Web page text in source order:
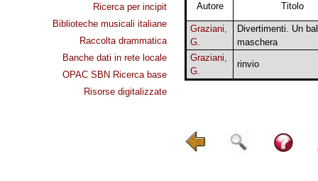
Ricerca per incipit
Biblioteche musicali italiane
Raccolta drammatica
Banche dati in rete locale
OPAC SBN Ricerca base
Risorse digitalizzate
Autore Titolo
Graziani,
G.
Divertimenti. Un
maschera
Graziani,
G.
rinvio